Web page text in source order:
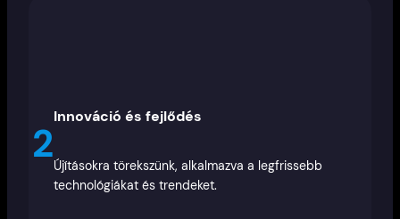
2
Innováció és fejlődés
Újításokra törekszünk, alkalmazva a legfrissebb
technológiákat és trendeket.